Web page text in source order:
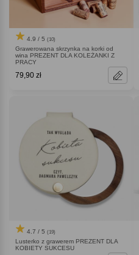
4.9 / 5 (10)
Grawerowana skrzynka na korki od
wina PREZENT DLA KOLEŻANKI Z
PRACY
79,90 zł
4.7 / 5 (19)
Lusterko z grawerem PREZENT DLA
KOBIETY SUKCESU